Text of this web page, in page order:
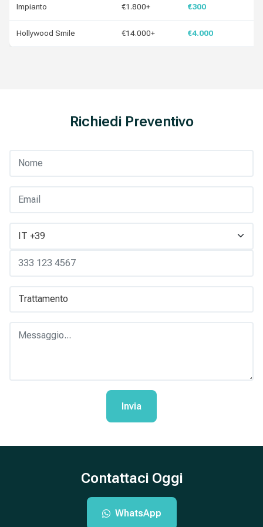
Impianto €1.800+ €300
Hollywood Smile €14.000+ €4.000
Richiedi Preventivo
Invia
Contattaci Oggi
WhatsApp